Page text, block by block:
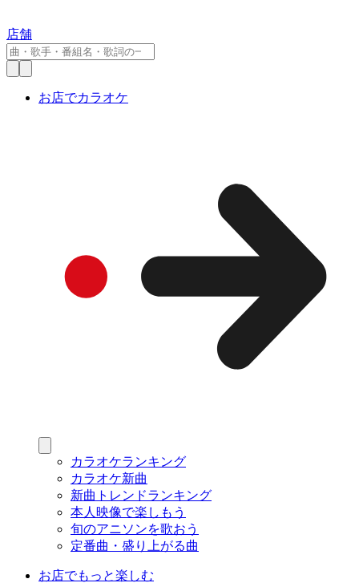
店舗
お店でカラオケ
カラオケランキング
カラオケ新曲
新曲トレンドランキング
本人映像で楽しもう
旬のアニソンを歌おう
定番曲・盛り上がる曲
お店でもっと楽しむ